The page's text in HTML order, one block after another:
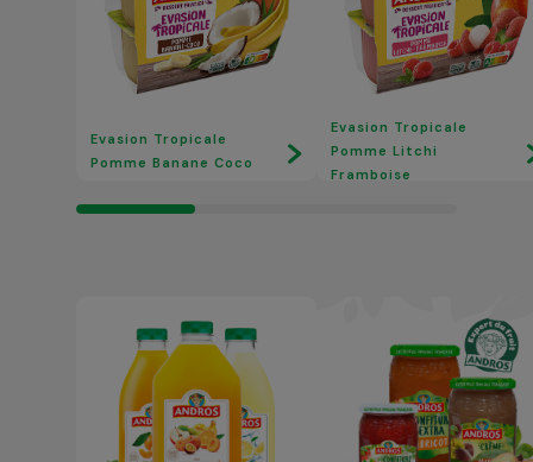
Evasion Tropicale
Pomme Banane Coco
Evasion Tropicale
Pomme Litchi
Framboise